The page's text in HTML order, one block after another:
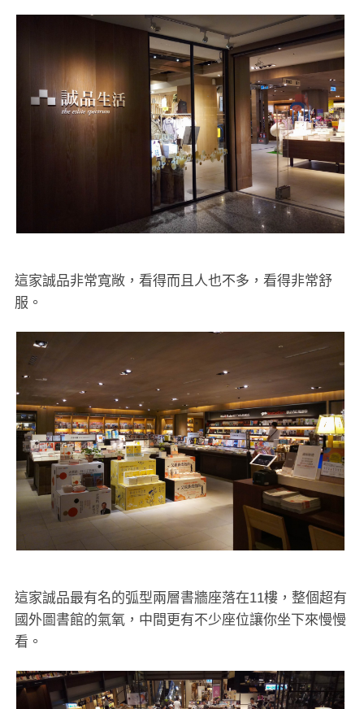
這家誠品非常寬敞，看得而且人也不多，看得非常舒
服。
這家誠品最有名的弧型兩層書牆座落在11樓，整個超有
國外圖書館的氣氧，中間更有不少座位讓你坐下來慢慢
看。